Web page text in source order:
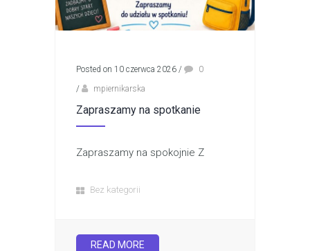
Posted on 10 czerwca 2026 /
0
/
mpiernikarska
Zapraszamy na spotkanie
Zapraszamy na spokojnie Z
Bez kategorii
READ MORE